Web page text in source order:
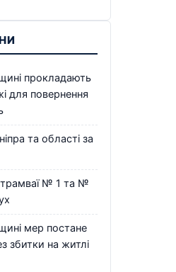
прокладають
для повернення
та області за
трамваї № 1 та №
мер постане
збитки на житлі